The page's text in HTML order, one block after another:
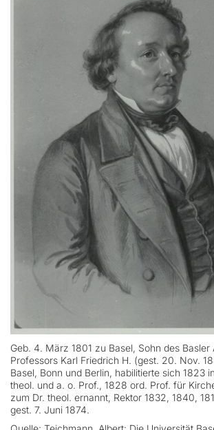
Geb. 4. März 1801 zu Basel, Sohn des Basler
Professors Karl Friedrich H. (gest. 20. Nov.
Basel, Bonn und Berlin, habilitierte sich 1823
theol. und a. o. Prof., 1828 ord. Prof. für
zum Dr. theol. ernannt, Rektor 1832, 1840,
gest. 7. Juni 1874.